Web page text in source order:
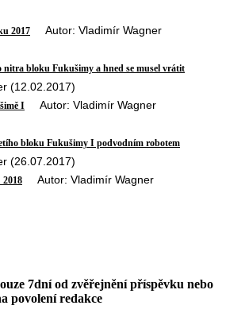
2017 Autor: Vladimír Wagner
nitra bloku Fukušimy a hned se musel vrátit
(12.02.2017)
I Autor: Vladimír Wagner
bloku Fukušimy I podvodním robotem
(26.07.2017)
Autor: Vladimír Wagner
7dní od zvěřejnění příspěvku nebo
povolení redakce